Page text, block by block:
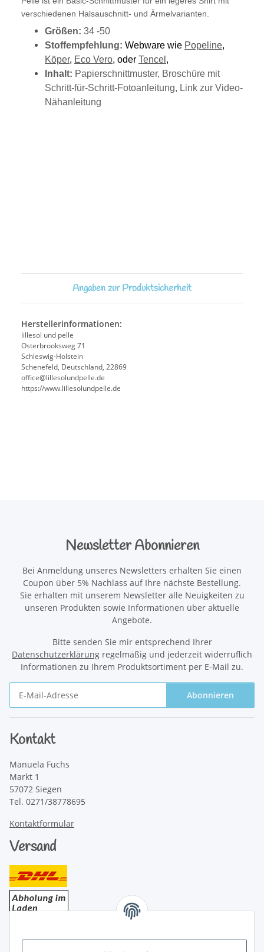
verschiedenen Halsauschnitt- und Ärmelvarianten.
Größen: 34 -50
Stoffempfehlung: Webware wie Popeline,
Köper, Eco Vero, oder Tencel ,
Inhalt: Papierschnittmuster, Broschüre mit
Schritt-für-Schritt-Fotoanleitung, Link zur Video-
Nähanleitung
Angaben zur Produktsicherheit
Herstellerinformationen:
lillesol und pelle
Osterbrooksweg 71
Schleswig-Holstein
Schenefeld, Deutschland, 22869
office@lillesolundpelle.de
https://www.lillesolundpelle.de
Newsletter Abonnieren
Bei Anmeldung unseres Newsletters erhalten Sie einen
Coupon über 5% Nachlass auf Ihre nächste Bestellung.
Sie erhalten mit unserem Newsletter alle Neuigkeiten zu
unseren Produkten sowie Informationen über aktuelle
Angebote.
Bitte senden Sie mir entsprechend Ihrer
Datenschutzerklärung regelmäßig und jederzeit widerruflich
Informationen zu Ihrem Produktsortiment per E-Mail zu.
Abonnieren
Kontakt
Manuela Fuchs
Markt 1
57072 Siegen
Tel. 0271/38778695
Kontaktformular
Versand